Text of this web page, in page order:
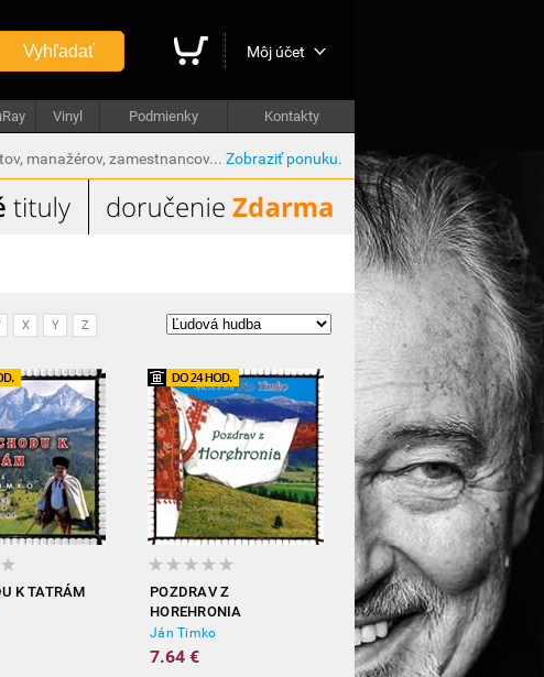
Vyhľadať Môj účet
Vinyl Podmienky Kontakty
manažérov, zamestnancov... Zobraziť ponuku.
X Y Z
K TATRÁM
POZDRAV Z
HOREHRONIA
Ján Timko
7.64 €